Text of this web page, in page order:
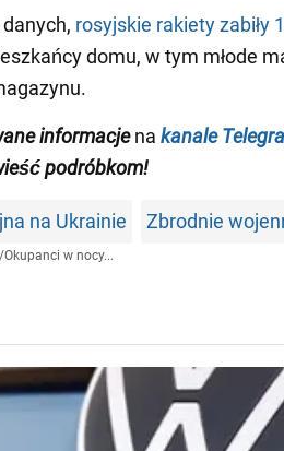
rosyjskie rakiety zabiły
domu, w tym młode
informacjena kanale
podróbkom!
na Ukrainie Zbrodnie
Okupanci w nocy...